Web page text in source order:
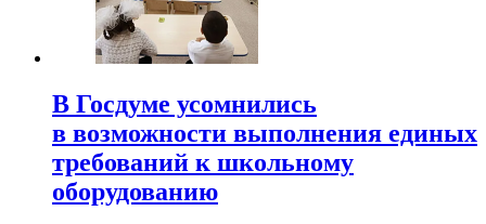
В Госдуме усомнились
в возможности выполнения единых
требований к школьному
оборудованию